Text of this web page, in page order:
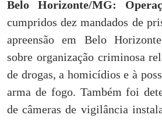
Belo Horizonte/MG:
cumpridos dez mandados de
apreensão em Belo
sobre organização criminosa
de drogas, a homicídios e à
arma de fogo. Também foi
de câmeras de vigilância